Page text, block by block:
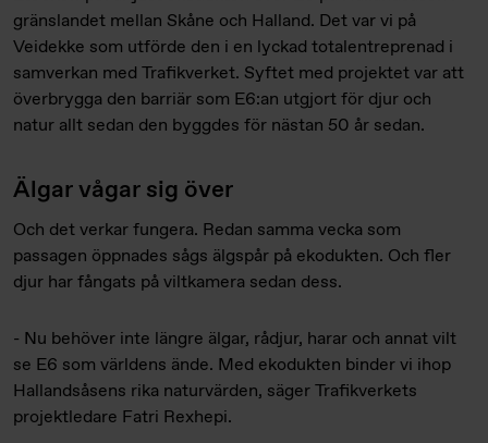
gränslandet mellan Skåne och Halland. Det var vi på
Veidekke som utförde den i en lyckad totalentreprenad i
samverkan med Trafikverket. Syftet med projektet var att
överbrygga den barriär som E6:an utgjort för djur och
natur allt sedan den byggdes för nästan 50 år sedan.
Älgar vågar sig över
Och det verkar fungera. Redan samma vecka som
passagen öppnades sågs älgspår på ekodukten. Och fler
djur har fångats på viltkamera sedan dess.
- Nu behöver inte längre älgar, rådjur, harar och annat vilt
se E6 som världens ände. Med ekodukten binder vi ihop
Hallandsåsens rika naturvärden, säger Trafikverkets
projektledare Fatri Rexhepi.